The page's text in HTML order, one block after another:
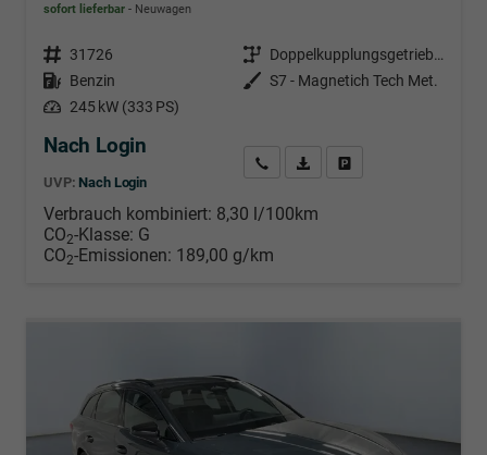
sofort lieferbar Neuwagen
Fahrzeugnr. 31726 Getriebe
Doppelkupplungsgetriebe (DSG)
Kraftstoff Benzin Außenfarbe S7 - Magnetich Tech Met.
Leistung 245 kW (333 PS)
Nach Login
UVP: Nach Login
Wir rufen Sie anPDF-Datei, Fahrzeugexposé
Verbrauch kombiniert: 8,30 l/100km
CO2-Klasse: G
CO2-Emissionen: 189,00 g/km